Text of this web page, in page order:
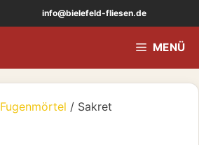
info@bielefeld-fliesen.de
MENÜ
Fugenmörtel / Sakret